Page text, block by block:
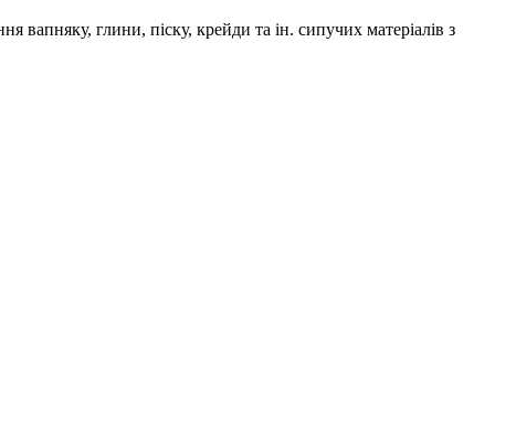
вапняку, глини, піску, крейди та ін. сипучих матеріалів з